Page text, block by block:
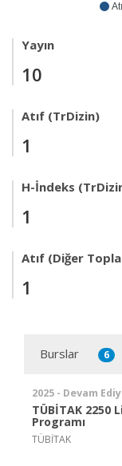
Yayın
10
Atıf (TrDizin)
1
H-İndeks
1
Atıf (Diğer
1
Burslar 6
2025 - Devam
TÜBİTAK 2250
Programı
TÜBİTAK